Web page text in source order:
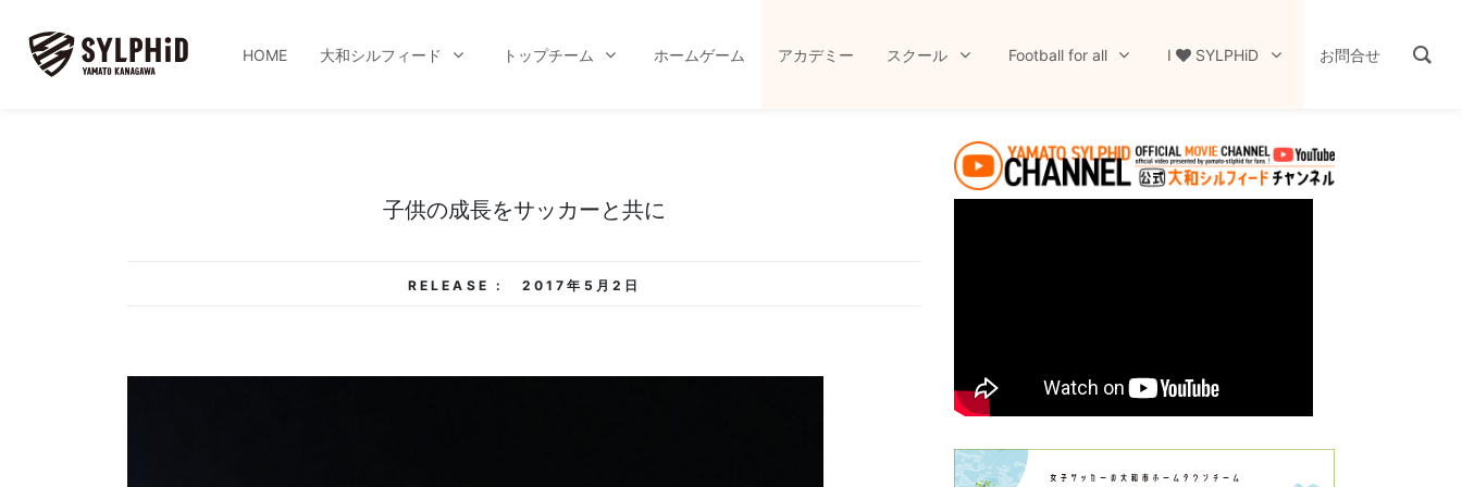
HOME 大和シルフィード トップチーム ホームゲーム アカデミー スクール Football for all I SYLPHiD お問合せ
子供の成長をサッカーと共に
RELEASE : 2017年5月2日